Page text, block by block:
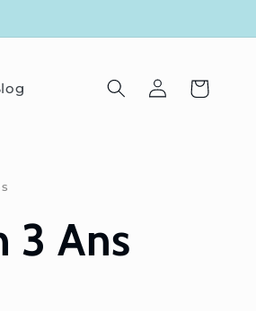
ConnexionPanier
3 Ans